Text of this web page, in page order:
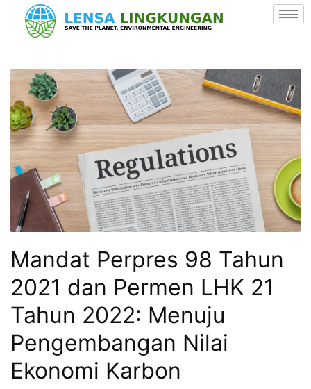
Mandat Perpres 98 Tahun
2021 dan Permen LHK 21
Tahun 2022: Menuju
Pengembangan Nilai
Ekonomi Karbon